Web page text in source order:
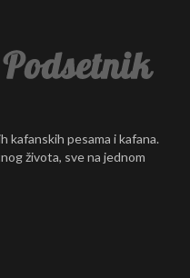
kafanskih pesama i kafana.
života, sve na jednom